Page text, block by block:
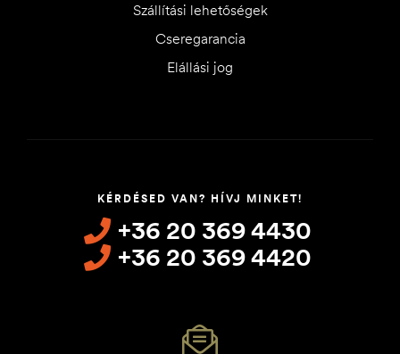
Szállítási lehetőségek
Cseregarancia
Elállási jog
KÉRDÉSED VAN? HÍVJ MINKET!
+36 20 369 4430
+36 20 369 4420